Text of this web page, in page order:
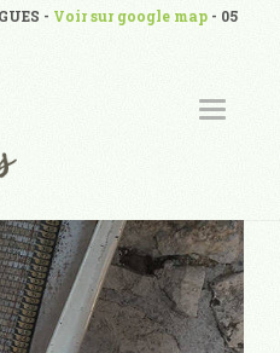
- Voir sur google map - 05
T
O
A
V
I
G
A
T
I
O
N